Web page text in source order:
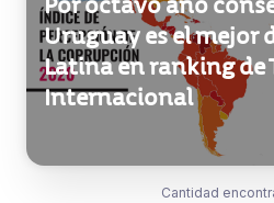
Por octavo año
Uruguay es el mejor
Latina en ranking de
Internacional
Cantidad